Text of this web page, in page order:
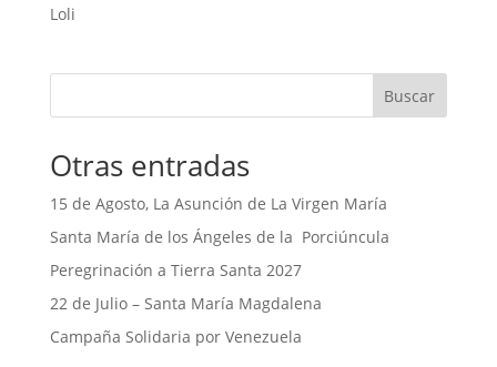
Loli
Buscar
Otras entradas
15 de Agosto, La Asunción de La Virgen María
Santa María de los Ángeles de la Porciúncula
Peregrinación a Tierra Santa 2027
22 de Julio – Santa María Magdalena
Campaña Solidaria por Venezuela